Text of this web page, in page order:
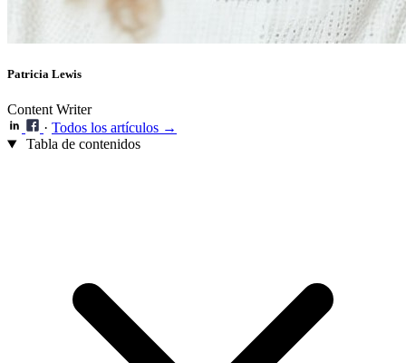
Patricia Lewis
Content Writer
· Todos los artículos →
Tabla de contenidos